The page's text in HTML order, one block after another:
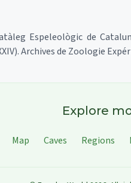
Espeleològic de
Archives de Zoologie
Explore
Map Caves Regions